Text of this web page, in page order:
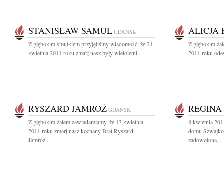
STANISŁAW SAMUL GDAŃSK
Z głębokim smutkiem przyjęliśmy wiadomość, że 21
kwietnia 2011 roku zmarł nasz były wieloletni...
ALICJA
Z głębokim
2011 roku
RYSZARD JAMROŻ GDAŃSK
Z głębokim żalem zawiadamiamy, że 13 kwietnia
2011 roku zmarł nasz kochany Brat Ryszard
Jamroż...
8 kwietnia
domu
zadowolona,...